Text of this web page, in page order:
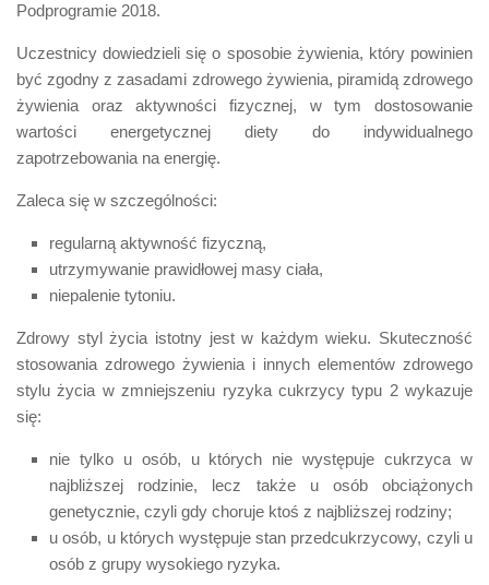
Podprogramie 2018.
Uczestnicy dowiedzieli się o sposobie żywienia, który powinien
być zgodny z zasadami zdrowego żywienia, piramidą zdrowego
żywienia oraz aktywności fizycznej, w tym dostosowanie
wartości energetycznej diety do indywidualnego
zapotrzebowania na energię.
Zaleca się w szczególności:
regularną aktywność fizyczną,
utrzymywanie prawidłowej masy ciała,
niepalenie tytoniu.
Zdrowy styl życia istotny jest w każdym wieku. Skuteczność
stosowania zdrowego żywienia i innych elementów zdrowego
stylu życia w zmniejszeniu ryzyka cukrzycy typu 2 wykazuje
się:
nie tylko u osób, u których nie występuje cukrzyca w
najbliższej rodzinie, lecz także u osób obciążonych
genetycznie, czyli gdy choruje ktoś z najbliższej rodziny;
u osób, u których występuje stan przedcukrzycowy, czyli u
osób z grupy wysokiego ryzyka.